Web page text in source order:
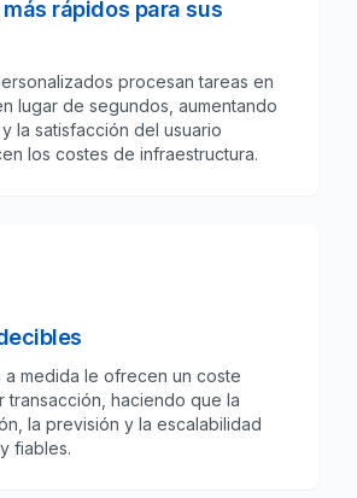
rápidos para sus
procesan tareas en
lugar de segundos, aumentando
la satisfacción del usuario
los costes de infraestructura.
a medida le ofrecen un coste
haciendo que la
la previsión y la escalabilidad
fiables.